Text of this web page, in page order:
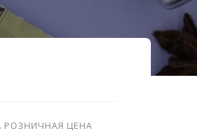
РОЗНИЧНАЯ ЦЕНА